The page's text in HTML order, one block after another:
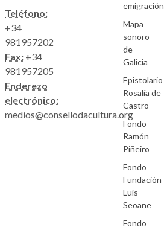
Teléfono:
+34
981957202
Fax: +34
981957205
Enderezo
electrónico:
medios@consellodacultura.org
emigración
Mapa
sonoro
de
Galicia
Epistolario
Rosalía de
Castro
Fondo
Ramón
Piñeiro
Fondo
Fundación
Luís
Seoane
Fondo